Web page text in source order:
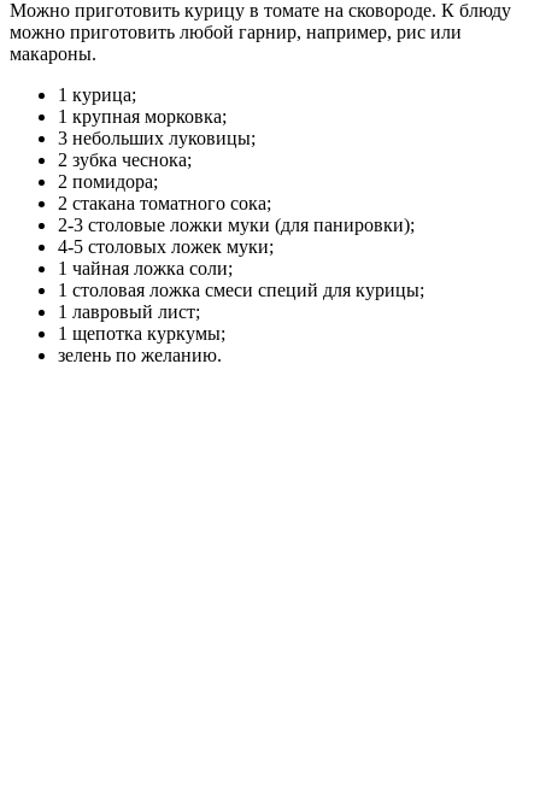
Можно приготовить курицу в томате на сковороде. К блюду
можно приготовить любой гарнир, например, рис или
макароны.
1 курица;
1 крупная морковка;
3 небольших луковицы;
2 зубка чеснока;
2 помидора;
2 стакана томатного сока;
2-3 столовые ложки муки (для панировки);
4-5 столовых ложек муки;
1 чайная ложка соли;
1 столовая ложка смеси специй для курицы;
1 лавровый лист;
1 щепотка куркумы;
зелень по желанию.